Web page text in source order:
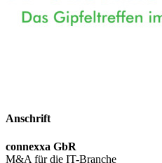
Anschrift
connexxa GbR
M&A für die IT-Branche